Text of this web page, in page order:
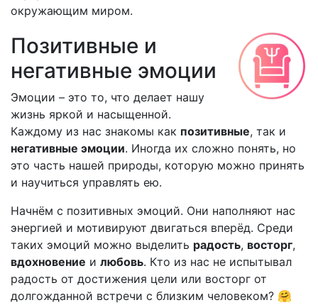
окружающим миром.
Позитивные и
негативные эмоции
Эмоции – это то, что делает нашу
жизнь яркой и насыщенной.
Каждому из нас знакомы как позитивные, так и
негативные эмоции. Иногда их сложно понять, но
это часть нашей природы, которую можно принять
и научиться управлять ею.
Начнём с позитивных эмоций. Они наполняют нас
энергией и мотивируют двигаться вперёд. Среди
таких эмоций можно выделить радость, восторг,
вдохновение и любовь. Кто из нас не испытывал
радость от достижения цели или восторг от
долгожданной встречи с близким человеком? 🤗